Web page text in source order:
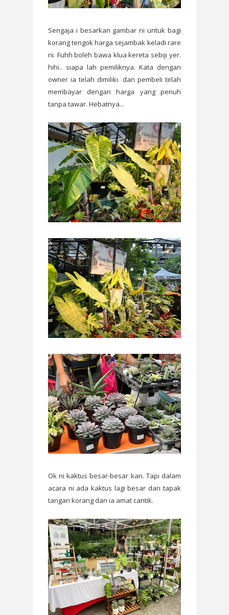
Sengaja i besarkan gambar ni untuk bagi
korang tengok harga sejambak keladi rare
ni. Fuhh boleh bawa klua kereta sebiji yer.
hihi.. siapa lah pemiliknya. Kata dengan
owner ia telah dimiliki. dan pembeli telah
membayar dengan harga yang penuh
tanpa tawar. Hebatnya...
Ok ni kaktus besar-besar kan. Tapi dalam
acara ni ada kaktus lagi besar dari tapak
tangan korang dan ia amat cantik.